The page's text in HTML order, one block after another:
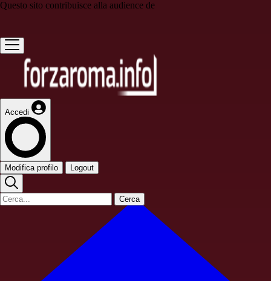
Questo sito contribuisce alla audience de
Accedi
Modifica profilo Logout
Cerca